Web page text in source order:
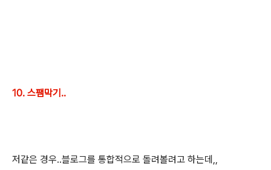
10. 스팸막기..
저같은 경우..블로그를 통합적으로 돌려볼려고 하는데,,